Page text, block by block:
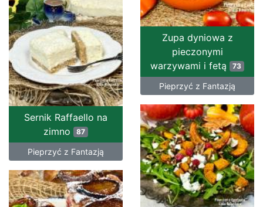
Zupa dyniowa z
pieczonymi
warzywami i fetą 73
Pieprzyć z Fantazją
Sernik Raffaello na
zimno 87
Pieprzyć z Fantazją